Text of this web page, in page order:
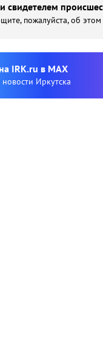
свидетелем
пожалуйста, об
IRK.ru в MAX
Иркутска